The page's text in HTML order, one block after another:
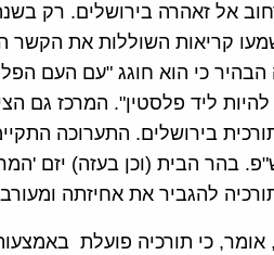
אל זאהרה בירושלים. רק
קריאות השוללות את הקשר
ליד פלסטין". המרכז גם
בירושלים. התערוכה
בהר הבית (וכן בעזה) יזם
להגביר את אחיזתה
אומר, כי תורכיה פועלת